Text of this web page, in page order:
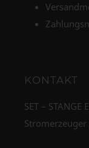
KONTAKT
SET – STANGE